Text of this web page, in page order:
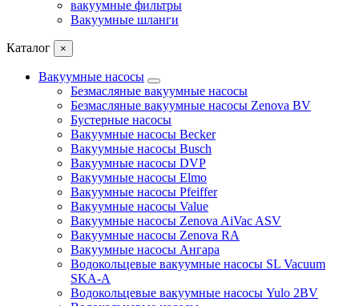
вакуумные фильтры
Вакуумные шланги
Каталог ×
Вакуумные насосы
Безмасляные вакуумные насосы
Безмасляные вакуумные насосы Zenova BV
Бустерные насосы
Вакуумные насосы Becker
Вакуумные насосы Busch
Вакуумные насосы DVP
Вакуумные насосы Elmo
Вакуумные насосы Pfeiffer
Вакуумные насосы Value
Вакуумные насосы Zenova AiVac ASV
Вакуумные насосы Zenova RA
Вакуумные насосы Ангара
Водокольцевые вакуумные насосы SL Vacuum
SKA-A
Водокольцевые вакуумные насосы Yulo 2BV